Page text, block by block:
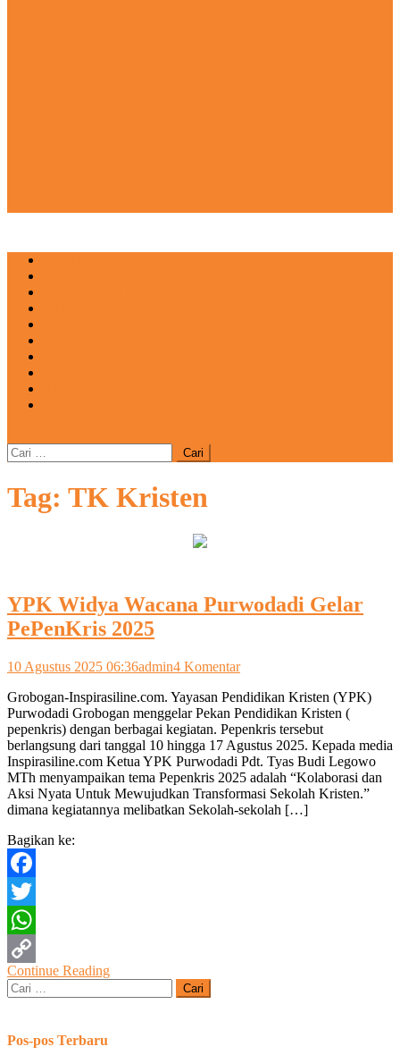
Cari
untuk:
Tag: TK Kristen
YPK Widya Wacana Purwodadi Gelar
PePenKris 2025
10 Agustus 2025 06:36admin4 Komentarpada
Widya
Wacana
Purwodadi
Gelar
PePenKris
2025
Grobogan-Inspirasiline.com. Yayasan Pendidikan Kristen (YPK)
Purwodadi Grobogan menggelar Pekan Pendidikan Kristen (
pepenkris) dengan berbagai kegiatan. Pepenkris tersebut
berlangsung dari tanggal 10 hingga 17 Agustus 2025. Kepada media
Inspirasiline.com Ketua YPK Purwodadi Pdt. Tyas Budi Legowo
MTh menyampaikan tema Pepenkris 2025 adalah “Kolaborasi dan
Aksi Nyata Untuk Mewujudkan Transformasi Sekolah Kristen.”
dimana kegiatannya melibatkan Sekolah-sekolah […]
Bagikan ke:
Facebook
Twitter
WhatsApp
Copy
Continue Reading
Cari
untuk:
Pos-pos Terbaru